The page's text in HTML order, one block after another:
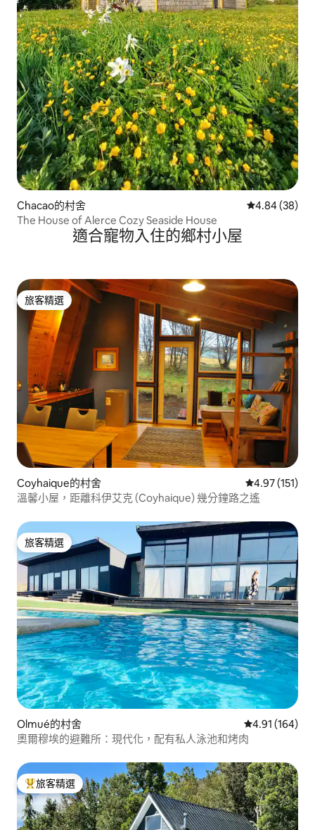
Chacao的村舍 從 38 則評價
4.84 (38)
The House of Alerce Cozy Seaside House
適合寵物入住的鄉村小屋
旅客精選
旅客精選
Coyhaique的村舍 從 151 則評價
4.97 (151)
溫馨小屋，距離科伊艾克 (Coyhaique) 幾分鐘路之遙
旅客精選
旅客精選
Olmué的村舍 從 164 則評價
4.91 (164)
奧爾穆埃的避難所：現代化，配有私人泳池和烤肉
旅客精選榜首
旅客精選